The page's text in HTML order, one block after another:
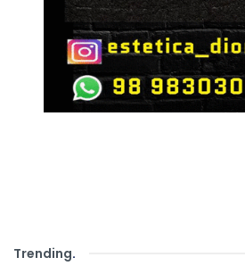
Trending.